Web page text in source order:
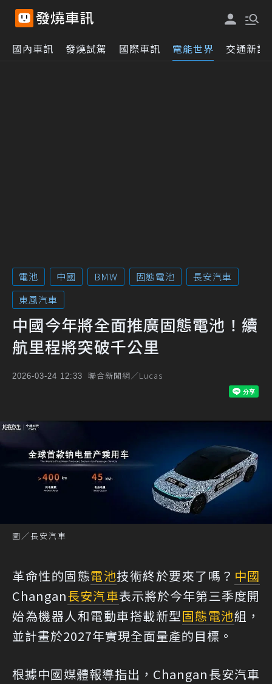
國內車訊 發燒試駕 國際車訊 電能世界 交通新訊
電池 中國 BMW 固態電池
長安汽車
東風汽車
中國今年將全面推廣固態電池！續
航里程將突破千公里
2026-03-24 12:33 聯合新聞網／Lucas
圖／長安汽車
革命性的固態電池技術終於要來了嗎？ 中國
Changan長安汽車表示將於今年第三季度開
始為機器人和電動車搭載新型固態電池組，
並計畫於2027年實現全面量產的目標。
根據中國媒體報導指出，Changan長安汽車